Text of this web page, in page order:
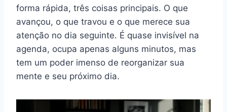
forma rápida, três coisas principais. O que
avançou, o que travou e o que merece sua
atenção no dia seguinte. É quase invisível na
agenda, ocupa apenas alguns minutos, mas
tem um poder imenso de reorganizar sua
mente e seu próximo dia.